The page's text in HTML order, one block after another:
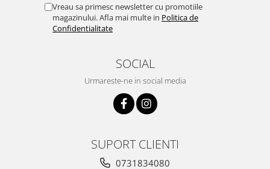
Vreau sa primesc newsletter cu promotiile
magazinului. Afla mai multe in Politica de
Confidentialitate
SOCIAL
Urmareste-ne in social media
SUPORT CLIENTI
0731834080